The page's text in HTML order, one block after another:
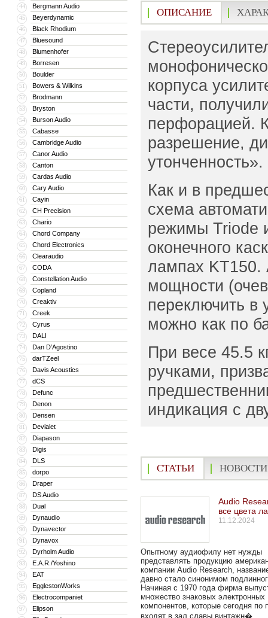
44 Bergmann Audio
45 Beyerdynamic
46 Black Rhodium
47 Bluesound
48 Blumenhofer
49 Borresen
50 Boulder
51 Bowers & Wilkins
52 Brodmann
53 Bryston
54 Burson Audio
55 Cabasse
56 Cambridge Audio
57 Canor Audio
58 Canton
59 Cardas Audio
60 Cary Audio
61 Cayin
62 CH Precision
63 Chario
64 Chord Company
65 Chord Electronics
66 Clearaudio
67 CODA
68 Constellation Audio
69 Copland
70 Creaktiv
71 Creek
72 Cyrus
73 DALI
74 Dan D’Agostino
75 darTZeel
76 Davis Acoustics
77 dCS
78 Defunc
79 Denon
80 Densen
81 Devialet
82 Diapason
83 Digis
84 DLS
85 dorpo
86 Draper
87 DS Audio
88 Dual
89 Dynaudio
90 Dynavector
91 Dynavox
92 Dyrholm Audio
93 E.A.R./Yoshino
94 EAT
95 EgglestonWorks
96 Electrocompaniet
97 Elipson
ОПИСАНИЕ
корпуса
части,
перфорацией.
разрешение,
утонченность».
Как и в
схема
режимы Triode
оконечного
лампах KT150.
мощности
переключить в
можно как по
При весе 45.5
ручками,
индикация с
СТАТЬИ НОВОСТИ
Audio
все цвета
11.12.2024
Опытному аудиофилу нет нужды
представлять продукцию
компании Audio Research,
давно стало синонимом
Начиная с 1970 года фирма
множество знаковых электронных
компонентов, которые сегодня по
входят в зал славы винтажн�...